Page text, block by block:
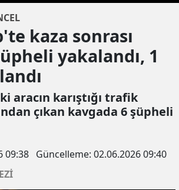
kaza sonrası
yakalandı, 1
aracın karıştığı trafik
çıkan kavgada 6 şüpheli
09:38 Güncelleme: 02.06.2026 09:40